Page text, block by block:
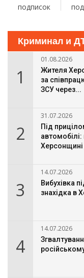
подписок
Криминал и
1
01.08.2026
Жителя
за
ЗСУ через...
2
31.07.2026
Під
автомобілі:
3
14.07.2026
Вибухівка
знахідка в
4
14.07.2026